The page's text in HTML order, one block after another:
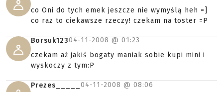
co Oni do tych emek jeszcze nie wymyślą heh =]
co raz to ciekawsze rzeczy! czekam na toster =P
Borsuk12304-11-2008 @ 01:23
czekam aż jakiś bogaty maniak sobie kupi mini i
wyskoczy z tym:P
Prezes_____ 04-11-2008 @ 08:06